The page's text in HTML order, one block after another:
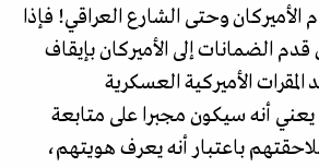
الأميركان وحتى الشارع العراقي! فإذا
الضمانات إلى الأميركان بإيقاف
الأميركية العسكرية
يعني أنه سيكون مجبرا على متابعة
باعتبار أنه يعرف هويتهم،